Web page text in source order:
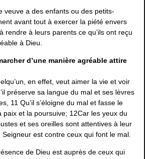
veuve a des enfants ou des petits-
avant tout à exercer la piété envers
rendre à leurs parents ce qu’ils ont reçu
à Dieu.
d’une manière agréable attire
en effet, veut aimer la vie et voir
préserve sa langue du mal et ses lèvres
11 Qu’il s’éloigne du mal et fasse le
paix et la poursuive; 12Car les yeux du
et ses oreilles sont attentives à leur
est contre ceux qui font le mal.
de Dieu est auprès de ceux qui